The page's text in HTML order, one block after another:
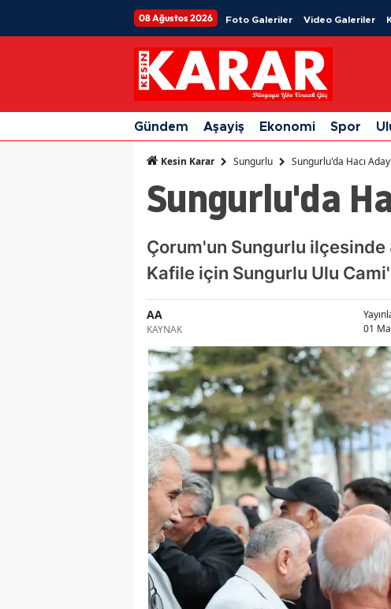
08 Ağustos 2026 Foto Galeriler Video Galeriler
Gündem Aşayiş Ekonomi Spor
Kesin Karar Sungurlu Sungurlu'da Hacı
Sungurlu'da
Çorum'un Sungurlu
Kafile için Sungurlu Ulu
AA
KAYNAK
01